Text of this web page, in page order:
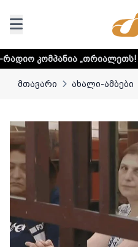
- დეტალური
მთავარი ახალი-ამბები